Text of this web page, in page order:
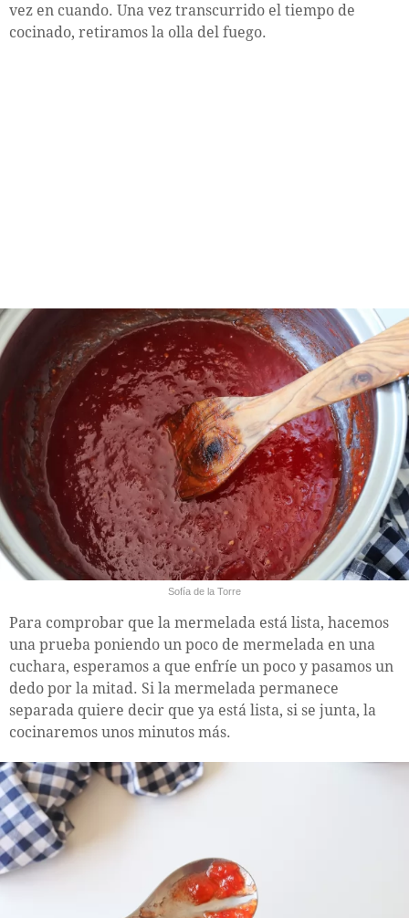
vez en cuando. Una vez transcurrido el tiempo de
cocinado, retiramos la olla del fuego.
Sofía de la Torre
Para comprobar que la mermelada está lista, hacemos
una prueba poniendo un poco de mermelada en una
cuchara, esperamos a que enfríe un poco y pasamos un
dedo por la mitad. Si la mermelada permanece
separada quiere decir que ya está lista, si se junta, la
cocinaremos unos minutos más.